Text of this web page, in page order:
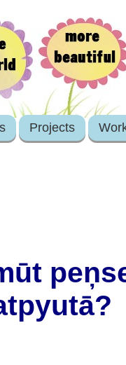
Projects